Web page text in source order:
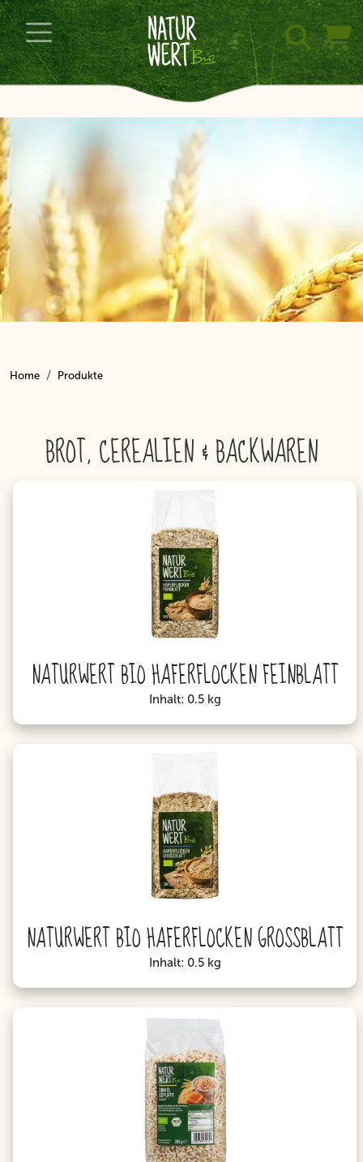
Inhalt
Home Produkte
BROT, CEREALIEN & BACKWAREN
NATURWERT BIO HAFERFLOCKEN FEINBLATT
Inhalt: 0.5 kg
NATURWERT BIO HAFERFLOCKEN GROSSBLATT
Inhalt: 0.5 kg